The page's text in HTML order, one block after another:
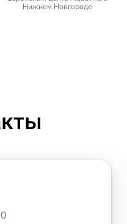
Нижнем Новгороде